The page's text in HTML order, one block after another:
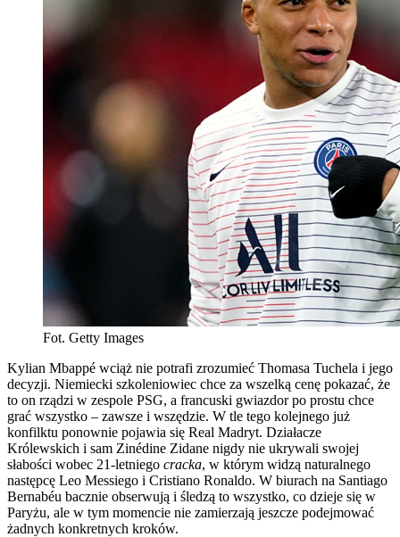
Fot. Getty Images
Kylian Mbappé wciąż nie potrafi zrozumieć Thomasa Tuchela i jego
decyzji. Niemiecki szkoleniowiec chce za wszelką cenę pokazać, że
to on rządzi w zespole PSG, a francuski gwiazdor po prostu chce
grać wszystko – zawsze i wszędzie. W tle tego kolejnego już
konfilktu ponownie pojawia się Real Madryt. Działacze
Królewskich i sam Zinédine Zidane nigdy nie ukrywali swojej
słabości wobec 21-letniego cracka, w którym widzą naturalnego
następcę Leo Messiego i Cristiano Ronaldo. W biurach na Santiago
Bernabéu bacznie obserwują i śledzą to wszystko, co dzieje się w
Paryżu, ale w tym momencie nie zamierzają jeszcze podejmować
żadnych konkretnych kroków.